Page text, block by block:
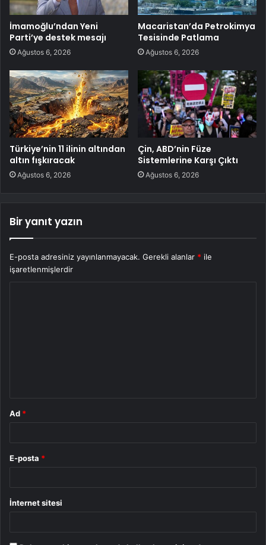
İmamoğlu’ndan Yeni
Parti’ye destek mesajı
Ağustos 6, 2026
Macaristan’da Petrokimya
Tesisinde Patlama
Ağustos 6, 2026
Türkiye’nin 11 ilinin altından
altın fışkıracak
Ağustos 6, 2026
Çin, ABD’nin Füze
Sistemlerine Karşı Çıktı
Ağustos 6, 2026
Bir yanıt yazın
E-posta adresiniz yayınlanmayacak. Gerekli alanlar * ile
işaretlenmişlerdir
Ad *
E-posta *
İnternet sitesi